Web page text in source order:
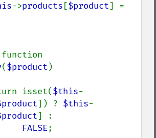
->products [$product
($product )
return isset(
$this-
]) ? $this-
] :
FALSE;